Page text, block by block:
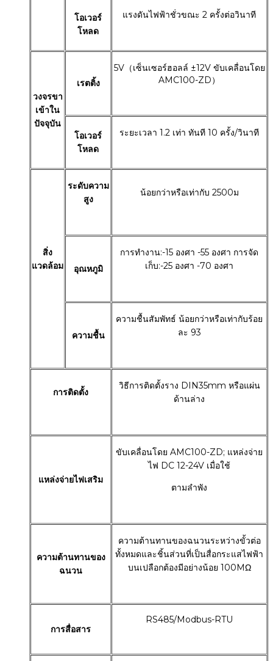
โอเวอร์
โหลด
แรงดันไฟฟ้าชั่วขณะ 2 ครั้งต่อวินาที
วงจรขา
เข้าใน
ปัจจุบัน
เรตติ้ง
5V（เซ็นเซอร์ฮอลล์ ±12V ขับเคลื่อนโดย
AMC100-ZD）
โอเวอร์
โหลด
ระยะเวลา 1.2 เท่า ทันที 10 ครั้ง/วินาที
สิ่ง
แวดล้อม
ระดับความ
สูง
น้อยกว่าหรือเท่ากับ 2500ม
อุณหภูมิ
การทำงาน:-15 องศา -55 องศา การจัด
เก็บ:-25 องศา -70 องศา
ความชื้น
ความชื้นสัมพัทธ์ น้อยกว่าหรือเท่ากับร้อย
ละ 93
การติดตั้ง
วิธีการติดตั้งราง DIN35mm หรือแผ่น
ด้านล่าง
แหล่งจ่ายไฟเสริม
ขับเคลื่อนโดย AMC100-ZD; แหล่งจ่าย
ไฟ DC 12-24V เมื่อใช้
ตามลำพัง
ความต้านทานของ
ฉนวน
ความต้านทานของฉนวนระหว่างขั้วต่อ
ทั้งหมดและชิ้นส่วนที่เป็นสื่อกระแสไฟฟ้า
บนเปลือกต้องมีอย่างน้อย 100MΩ
การสื่อสาร
RS485/Modbus-RTU